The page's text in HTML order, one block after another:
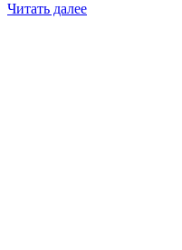
Читать далее